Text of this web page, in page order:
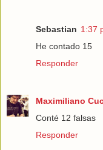
Sebastian 1:37
He contado 15
Responder
Maximiliano
Conté 12 falsas
Responder